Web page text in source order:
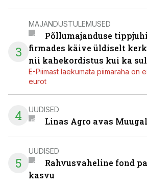
3
MAJANDUSTULEMUSED
Põllumajanduse
firmades käive üldiselt
nii kahekordistus kui ka
E-Piimast laekumata piimaraha on
eurot
4 UUDISED
Linas Agro avas
5
UUDISED
Rahvusvaheline fond
kasvu